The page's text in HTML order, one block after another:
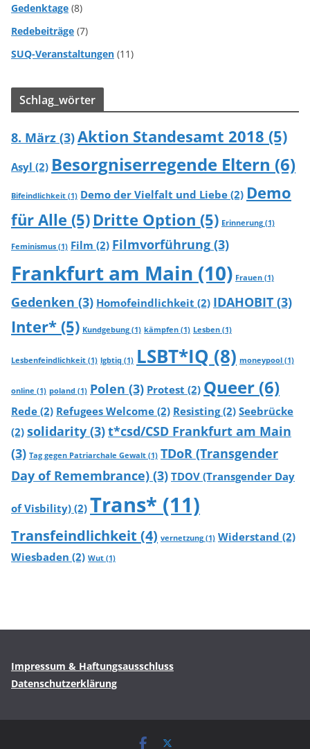
Gedenktage (8)
Redebeiträge (7)
SUQ-Veranstaltungen (11)
Schlag_wörter
8. März (3)Aktion Standesamt 2018 (5)
Asyl (2) Besorgniserregende Eltern (6)
Bifeindlichkeit (1) Demo der Vielfalt und Liebe (2) Demo
für Alle (5) Dritte Option (5) Erinnerung (1)
Feminismus (1) Film (2) Filmvorführung (3)
Frankfurt am Main (10) Frauen (1)
Gedenken (3) Homofeindlichkeit (2) IDAHOBIT (3)
Inter* (5) Kundgebung (1) kämpfen (1) Lesben (1)
Lesbenfeindlichkeit (1) lgbtiq (1) LSBT*IQ (8) moneypool (1)
online (1) poland (1) Polen (3) Protest (2) Queer (6)
Rede (2) Refugees Welcome (2) Resisting(2) Seebrücke
(2) solidarity (3)t*csd/CSD Frankfurt am Main
(3) Tag gegen Patriarchale Gewalt (1) TDoR (Transgender
Day of Remembrance) (3) TDOV (Transgender Day
of Visbility) (2) Trans* (11)
Transfeindlichkeit (4) vernetzung (1) Widerstand (2)
Wiesbaden (2) Wut (1)
Impressum & Haftungsausschluss
Datenschutzerklärung